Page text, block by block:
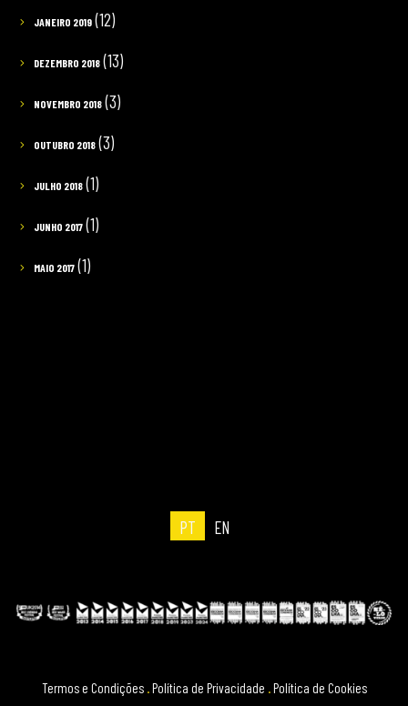
JANEIRO 2019(12)
DEZEMBRO 2018(13)
NOVEMBRO 2018(3)
OUTUBRO 2018(3)
JULHO 2018(1)
JUNHO 2017(1)
MAIO 2017(1)
PT EN
Termos e Condições .Política de Privacidade .Política de Cookies